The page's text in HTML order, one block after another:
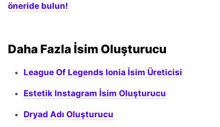
öneride bulun!
Daha Fazla İsim Oluşturucu
League Of Legends Ionia İsim Üreticisi
Estetik Instagram İsim Oluşturucu
Dryad Adı Oluşturucu